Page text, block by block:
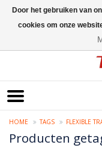
HOME TAGS FLEXIBLE
Producten
Door het gebruiken van
cookies om onze